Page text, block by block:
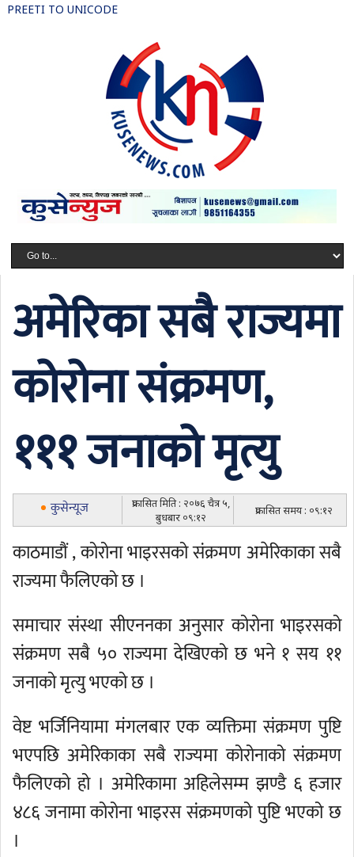
PREETI TO UNICODE
अमेरिका सबै राज्यमा
कोरोना संक्रमण,
१११ जनाको मृत्यु
कुसेन्यूज
प्रकासित मिति : २०७६ चैत्र ५,
बुधबार ०९:१२
प्रकासित समय : ०९:१२
काठमाडौं , कोरोना भाइरसको संक्रमण अमेरिकाका सबै
राज्यमा फैलिएको छ ।
समाचार संस्था सीएननका अनुसार कोरोना भाइरसको
संक्रमण सबै ५० राज्यमा देखिएको छ भने १ सय ११
जनाको मृत्यु भएको छ ।
वेष्ट भर्जिनियामा मंगलबार एक व्यक्तिमा संक्रमण पुष्टि
भएपछि अमेरिकाका सबै राज्यमा कोरोनाको संक्रमण
फैलिएको हो । अमेरिकामा अहिलेसम्म झण्डै ६ हजार
४८६ जनामा कोरोना भाइरस संक्रमणको पुष्टि भएको छ
।